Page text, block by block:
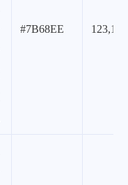
#7B68EE